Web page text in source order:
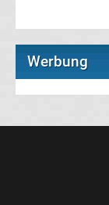
SC
Werbung